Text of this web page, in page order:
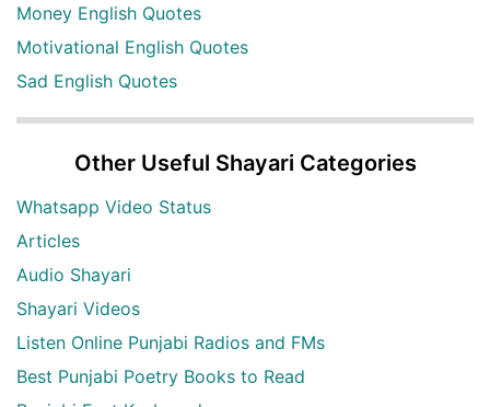
Money English Quotes
Motivational English Quotes
Sad English Quotes
Other Useful Shayari Categories
Whatsapp Video Status
Articles
Audio Shayari
Shayari Videos
Listen Online Punjabi Radios and FMs
Best Punjabi Poetry Books to Read